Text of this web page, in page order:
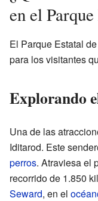
en el
El Parque Estatal
para los visitantes
Explorando
Una de las
Iditarod. Este
perros. Atraviesa el
recorrido de 1.850
Seward, en el